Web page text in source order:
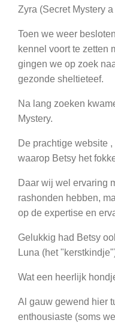
Zyra (Secret Mystery
Toen we weer
kennel voort te zetten
gingen we op zoek
gezonde sheltieteef.
Na lang zoeken
Mystery.
De prachtige website
waarop Betsy het
Daar wij wel ervaring
rashonden hebben,
op de expertise en
Gelukkig had Betsy
Luna (het
Wat een heerlijk
Al gauw gewend hier
enthousiaste (soms